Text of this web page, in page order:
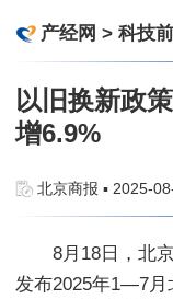
产经网 > 科技
以旧换新政
增6.9%
北京商报 ▪ 2025-
8月18日，北京
发布2025年1—7月